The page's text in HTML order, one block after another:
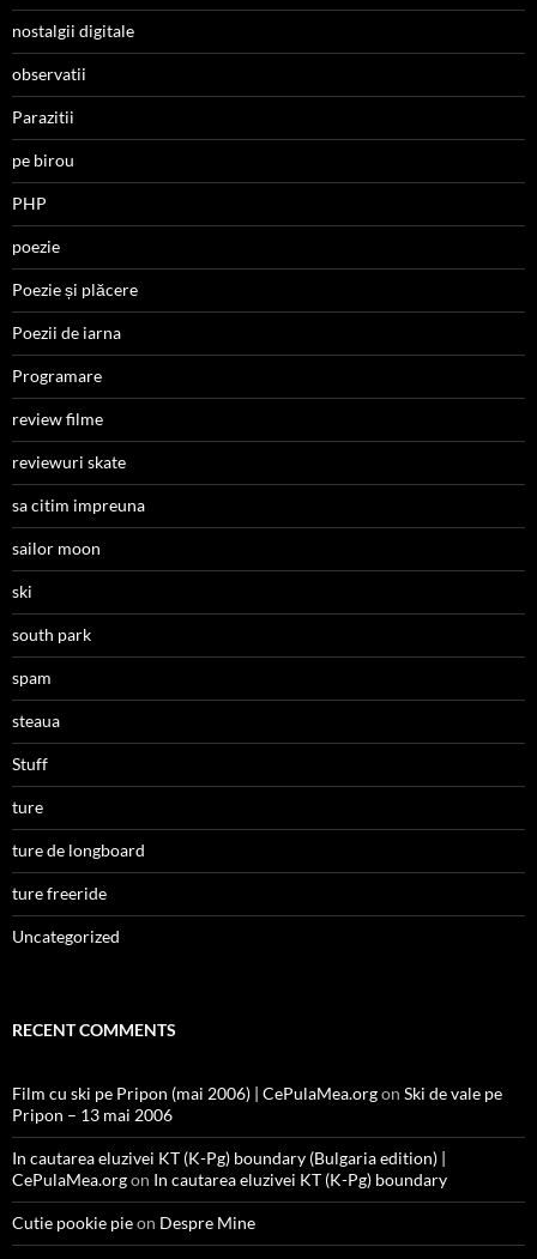
nostalgii digitale
observatii
Parazitii
pe birou
PHP
poezie
Poezie și plăcere
Poezii de iarna
Programare
review filme
reviewuri skate
sa citim impreuna
sailor moon
ski
south park
spam
steaua
Stuff
ture
ture de longboard
ture freeride
Uncategorized
RECENT COMMENTS
Film cu ski pe Pripon (mai 2006) | CePulaMea.orgon Ski de vale pe
Pripon – 13 mai 2006
In cautarea eluzivei KT (K-Pg) boundary (Bulgaria edition) |
CePulaMea.orgon In cautarea eluzivei KT (K-Pg) boundary
Cutie pookie pieon Despre Mine